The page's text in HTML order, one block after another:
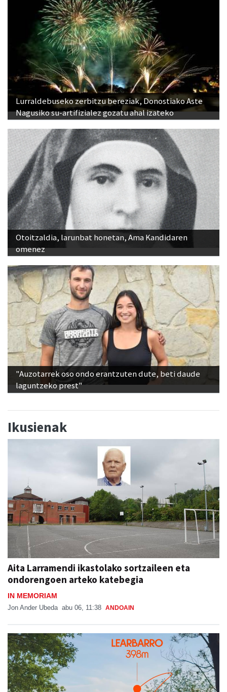
Lurraldebuseko zerbitzu bereziak, Donostiako Aste
Nagusiko su-artifizialez gozatu ahal izateko
Otoitzaldia, larunbat honetan, Ama Kandidaren
omenez
"Auzotarrek oso ondo erantzuten dute, beti daude
laguntzeko prest"
Ikusienak
Aita Larramendi ikastolako sortzaileen eta
ondorengoen arteko katebegia
IN MEMORIAM
Jon Ander Ubeda abu 06, 11:38 ANDOAIN